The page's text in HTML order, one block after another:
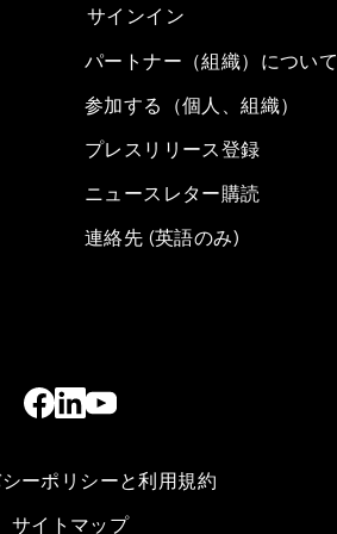
サインイン
パートナー（組織）につい
参加する（個人、組織）
プレスリリース登録
ニュースレター購読
連絡先 (英語のみ)
ーポリシーと利用規約
サイトマップ